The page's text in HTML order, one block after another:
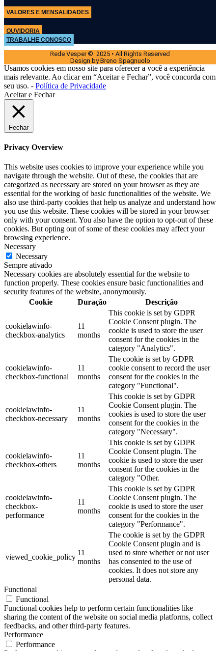
VALORES E MENSALIDADES
OUVIDORIA
TRABALHE CONOSCO
Rede Vesper © 2025 • All Rights Reserved
Design by Breno Spagnuolo
Usamos cookies em nosso site para oferecer a você a experiência
mais relevante. Ao clicar em “Aceitar e Fechar”, você concorda com
seu uso. - Política de Privacidade
Aceitar e Fechar
Fechar
Privacy Overview
This website uses cookies to improve your experience while you
navigate through the website. Out of these, the cookies that are
categorized as necessary are stored on your browser as they are
essential for the working of basic functionalities of the website. We
also use third-party cookies that help us analyze and understand how
you use this website. These cookies will be stored in your browser
only with your consent. You also have the option to opt-out of these
cookies. But opting out of some of these cookies may affect your
browsing experience.
Necessary
Necessary
Sempre ativado
Necessary cookies are absolutely essential for the website to
function properly. These cookies ensure basic functionalities and
security features of the website, anonymously.
Cookie
Duração Descrição
cookielawinfo-
checkbox-analytics
11
months
This cookie is set by GDPR
Cookie Consent plugin. The
cookie is used to store the user
consent for the cookies in the
category "Analytics".
cookielawinfo-
checkbox-functional
11
months
The cookie is set by GDPR
cookie consent to record the user
consent for the cookies in the
category "Functional".
cookielawinfo-
checkbox-necessary
11
months
This cookie is set by GDPR
Cookie Consent plugin. The
cookies is used to store the user
consent for the cookies in the
category "Necessary".
cookielawinfo-
checkbox-others
11
months
This cookie is set by GDPR
Cookie Consent plugin. The
cookie is used to store the user
consent for the cookies in the
category "Other.
cookielawinfo-
checkbox-
performance
11
months
This cookie is set by GDPR
Cookie Consent plugin. The
cookie is used to store the user
consent for the cookies in the
category "Performance".
viewed_cookie_policy
11
months
The cookie is set by the GDPR
Cookie Consent plugin and is
used to store whether or not user
has consented to the use of
cookies. It does not store any
personal data.
Functional
Functional
Functional cookies help to perform certain functionalities like
sharing the content of the website on social media platforms, collect
feedbacks, and other third-party features.
Performance
Performance